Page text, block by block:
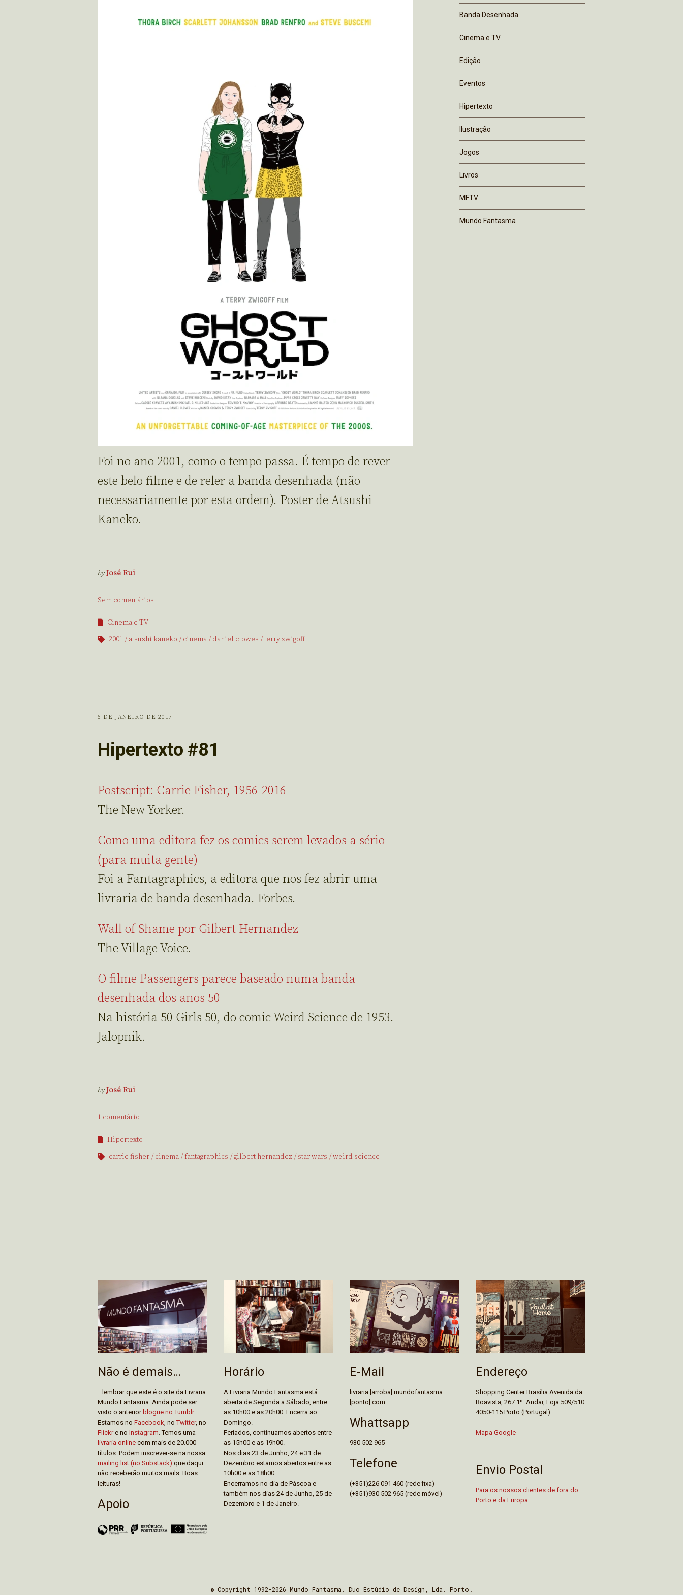
Foi no ano 2001, como o tempo passa. É tempo de rever
este belo filme e de reler a banda desenhada (não
necessariamente por esta ordem). Poster de Atsushi
Kaneko.
byJosé Rui
Sem comentários
Cinema e TV
2001
atsushi kaneko cinema daniel clowes terry zwigoff
6 DE JANEIRO DE 2017
Hipertexto #81
Postscript: Carrie Fisher, 1956-2016
The New Yorker.
Como uma editora fez os comics serem levados a sério
(para muita gente)
Foi a Fantagraphics, a editora que nos fez abrir uma
livraria de banda desenhada. Forbes.
Wall of Shame por Gilbert Hernandez
The Village Voice.
O filme Passengers parece baseado numa banda
desenhada dos anos 50
Na história 50 Girls 50, do comic Weird Science de 1953.
Jalopnik.
byJosé Rui
1 comentário
Hipertexto
carrie fisher
cinema fantagraphics gilbert hernandez star wars weird science
Banda Desenhada
Cinema e TV
Edição
Eventos
Hipertexto
Ilustração
Jogos
Livros
MFTV
Mundo Fantasma
Não é demais…
...lembrar que este é o site da Livraria
Mundo Fantasma. Ainda pode ser
visto o anterior blogue no Tumblr.
Estamos no Facebook, noTwitter, no
Flickre no Instagram. Temos uma
livraria online com mais de 20.000
títulos. Podem inscrever-se na nossa
mailing list (no Substack) que daqui
não receberão muitos mails. Boas
leituras!
Apoio
Horário
A Livraria Mundo Fantasma está
aberta de Segunda a Sábado, entre
as 10h00 e as 20h00. Encerra ao
Domingo.
Feriados, continuamos abertos entre
as 15h00 e as 19h00.
Nos dias 23 de Junho, 24 e 31 de
Dezembro estamos abertos entre as
10h00 e as 18h00.
Encerramos no dia de Páscoa e
também nos dias 24 de Junho, 25 de
Dezembro e 1 de Janeiro.
E-Mail
livraria [arroba] mundofantasma
[ponto] com
Whattsapp
930 502 965
Telefone
(+351)226 091 460 (rede fixa)
(+351)930 502 965 (rede móvel)
Endereço
Shopping Center Brasília Avenida da
Boavista, 267 1º. Andar, Loja 509/510
4050-115 Porto (Portugal)
Mapa Google
Envio Postal
Para os nossos clientes de fora do
Porto e da Europa.
© Copyright 1992-2026 Mundo Fantasma. Duo Estúdio de Design, Lda. Porto.